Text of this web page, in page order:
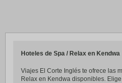
Hoteles de Spa / Relax en Kendwa
Viajes El Corte Inglés te ofrece las
Relax en Kendwa disponibles.